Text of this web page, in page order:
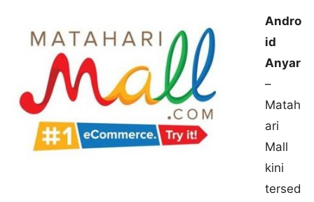
Andro
id
Anyar
–
Matah
ari
Mall
kini
tersed